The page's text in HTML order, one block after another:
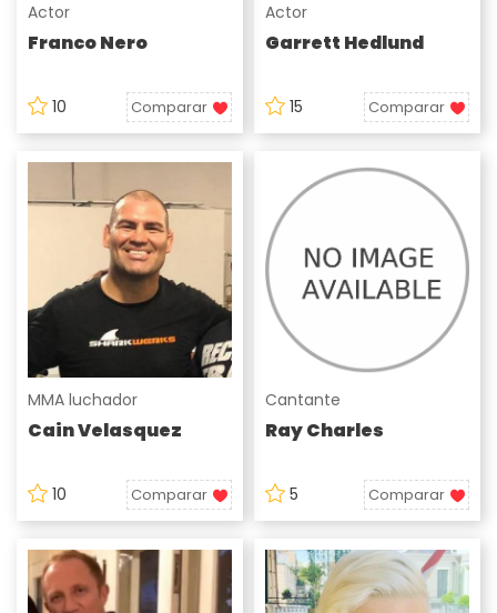
Actor
Franco Nero
10 Comparar
Actor
Garrett Hedlund
15 Comparar
MMA luchador
Cain Velasquez
10 Comparar
Cantante
Ray Charles
5 Comparar